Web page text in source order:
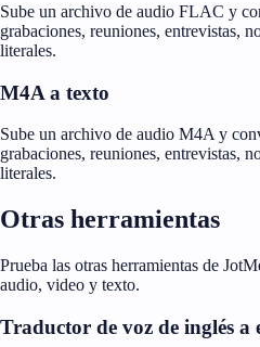
Sube un archivo de audio FLAC y
grabaciones, reuniones, entrevistas,
literales.
M4A a texto
Sube un archivo de audio M4A y
grabaciones, reuniones, entrevistas,
literales.
Otras herramientas
Prueba las otras herramientas de
audio, video y texto.
Traductor de voz de inglés a